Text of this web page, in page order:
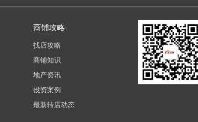
商铺攻略
找店攻略
商铺知识
地产资讯
投资案例
最新转店动态